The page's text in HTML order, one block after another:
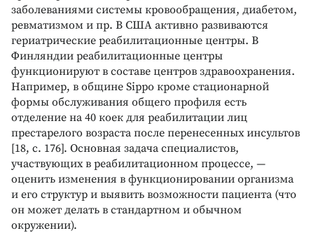
заболеваниями системы кровообращения, диабетом,
ревматизмом и пр. В США активно развиваются
гериатрические реабилитационные центры. В
Финляндии реабилитационные центры
функционируют в составе центров здравоохранения.
Например, в общине Sippo кроме стационарной
формы обслуживания общего профиля есть
отделение на 40 коек для реабилитации лиц
престарелого возраста после перенесенных инсультов
[18, с. 176]. Основная задача специалистов,
участвующих в реабилитационном процессе, —
оценить изменения в функционировании организма
и его структур и выявить возможности пациента (что
он может делать в стандартном и обычном
окружении).